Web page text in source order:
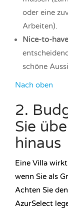
oder eine
Arbeiten).
Nice-to-
schöne
Nach oben
2.
Sie
hinaus
Eine Villa
wenn Sie als
Achten Sie
AzurSelect